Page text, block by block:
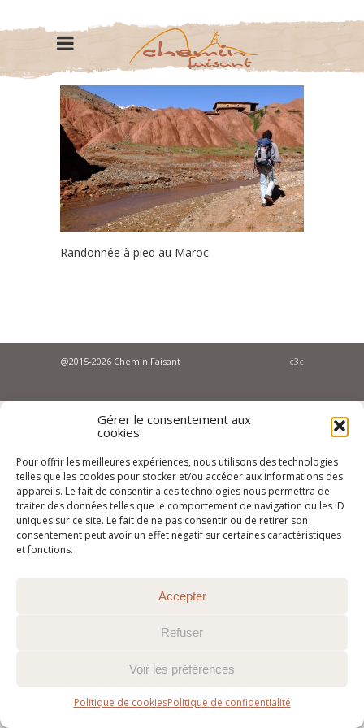
Gérer le consentement aux
cookies
Pour offrir les meilleures expériences, nous utilisons des technologies
telles que les cookies pour stocker et/ou accéder aux informations des
appareils. Le fait de consentir à ces technologies nous permettra de
traiter des données telles que le comportement de navigation ou les ID
uniques sur ce site. Le fait de ne pas consentir ou de retirer son
consentement peut avoir un effet négatif sur certaines caractéristiques
et fonctions.
Accepter
Refuser
Voir les préférences
Politique de cookiesPolitique de confidentialité
Randonnée à pied au Maroc
@2015-2026 Chemin Faisant c3c